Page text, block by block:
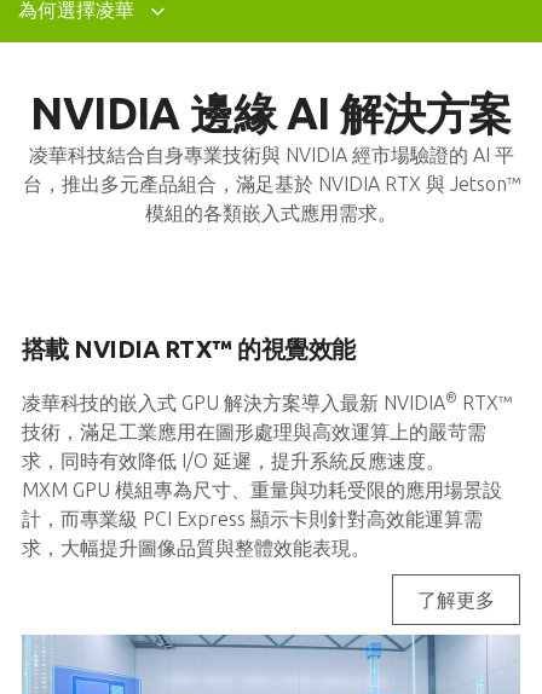
為何選擇凌華
NVIDIA 邊緣 AI 解決方案
Edge AI From Module to Platform
NVIDIA Jetson™ and NVIDIA RTX™ Solutions
Smart Manufacturing Escalation
Elevating production quality and efficiency by NVIDIA
Medical AI Visualization
NVIDIA IGX Orin, MXM GPU Modules, and RTX™ PEG Cards
凌華科技結合自身專業技術與 NVIDIA 經市場驗證的 AI 平
台，推出多元產品組合，滿足基於 NVIDIA RTX 與 Jetson™
模組的各類嵌入式應用需求。
搭載 NVIDIA RTX™ 的視覺效能
凌華科技的嵌入式 GPU 解決方案導入最新 NVIDIA® RTX™
技術，滿足工業應用在圖形處理與高效運算上的嚴苛需
求，同時有效降低 I/O 延遲，提升系統反應速度。
MXM GPU 模組專為尺寸、重量與功耗受限的應用場景設
計，而專業級 PCI Express 顯示卡則針對高效能運算需
求，大幅提升圖像品質與整體效能表現。
了解更多